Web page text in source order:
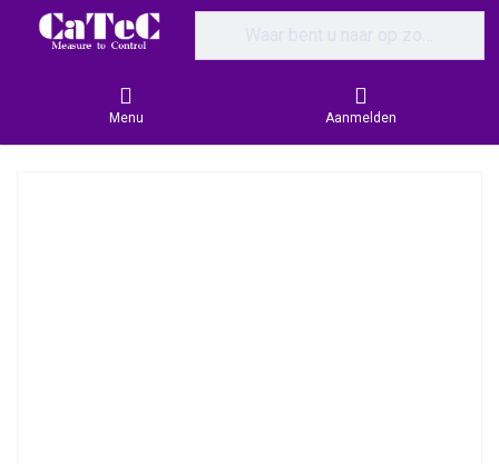
Menu Aanmelden